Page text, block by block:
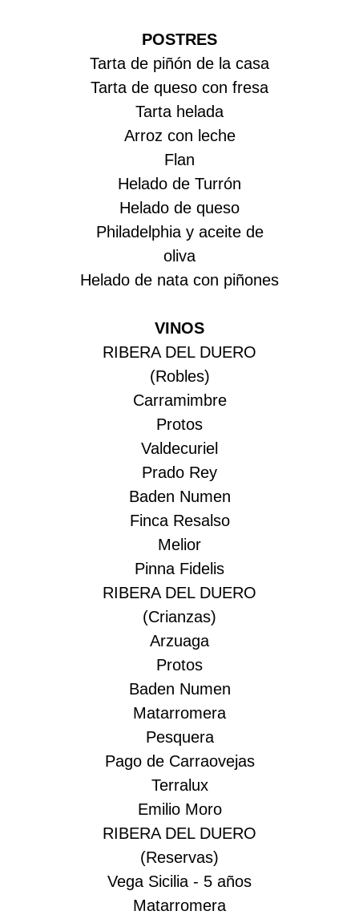
POSTRES
Tarta de piñón de la casa
Tarta de queso con fresa
Tarta helada
Arroz con leche
Flan
Helado de Turrón
Helado de queso
Philadelphia y aceite de
oliva
Helado de nata con piñones
VINOS
RIBERA DEL DUERO
(Robles)
Carramimbre
Protos
Valdecuriel
Prado Rey
Baden Numen
Finca Resalso
Melior
Pinna Fidelis
RIBERA DEL DUERO
(Crianzas)
Arzuaga
Protos
Baden Numen
Matarromera
Pesquera
Pago de Carraovejas
Terralux
Emilio Moro
RIBERA DEL DUERO
(Reservas)
Vega Sicilia - 5 años
Matarromera